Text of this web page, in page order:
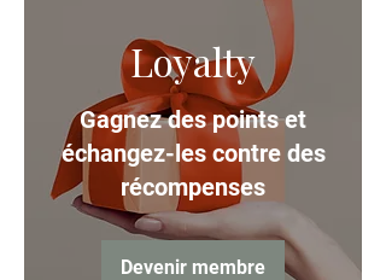
Loyalty
Gagnez des points et
échangez-les contre des
récompenses
Devenir membre